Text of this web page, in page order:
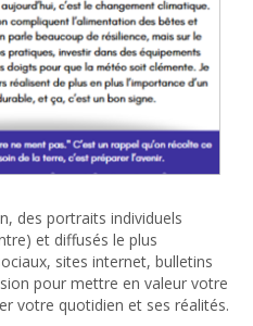
des portraits individuels
et diffusés le plus
sites internet, bulletins
pour mettre en valeur votre
votre quotidien et ses réalités.